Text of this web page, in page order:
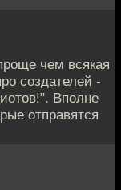
чем всякая
создателей -
Вполне
отправятся